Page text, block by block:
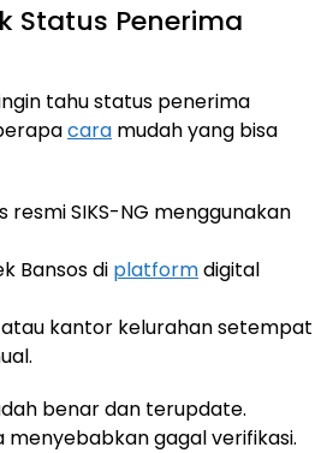
Status Penerima
tahu status penerima
cara mudah yang bisa
resmi SIKS-NG menggunakan
Bansos di platformdigital
kantor kelurahan setempat
benar dan terupdate.
menyebabkan gagal verifikasi.